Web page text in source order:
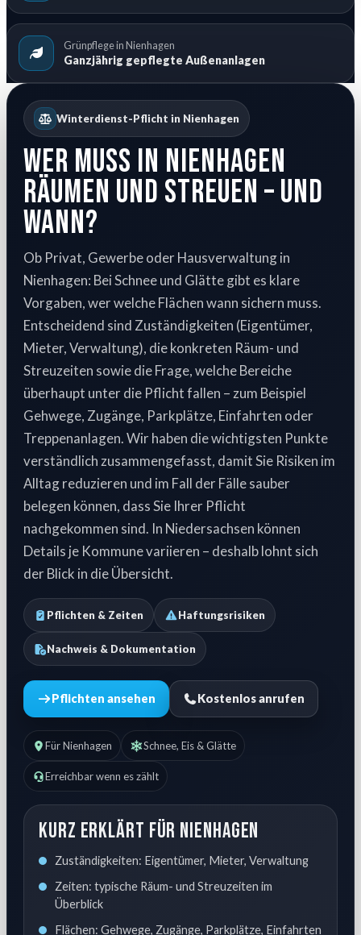
Grünpflege in Nienhagen
Ganzjährig gepflegte Außenanlagen
Winterdienst-Pflicht in Nienhagen
Wer muss in Nienhagen
räumen und streuen – und
wann?
Ob Privat, Gewerbe oder Hausverwaltung in
Nienhagen: Bei Schnee und Glätte gibt es klare
Vorgaben, wer welche Flächen wann sichern muss.
Entscheidend sind Zuständigkeiten (Eigentümer,
Mieter, Verwaltung), die konkreten Räum- und
Streuzeiten sowie die Frage, welche Bereiche
überhaupt unter die Pflicht fallen – zum Beispiel
Gehwege, Zugänge, Parkplätze, Einfahrten oder
Treppenanlagen. Wir haben die wichtigsten Punkte
verständlich zusammengefasst, damit Sie Risiken im
Alltag reduzieren und im Fall der Fälle sauber
belegen können, dass Sie Ihrer Pflicht
nachgekommen sind. In Niedersachsen können
Details je Kommune variieren – deshalb lohnt sich
der Blick in die Übersicht.
Pflichten & Zeiten Haftungsrisiken
Nachweis & Dokumentation
Pflichten ansehen Kostenlos anrufen
Für Nienhagen Schnee, Eis & Glätte
Erreichbar wenn es zählt
Kurz erklärt für Nienhagen
Zuständigkeiten: Eigentümer, Mieter, Verwaltung
Zeiten: typische Räum- und Streuzeiten im
Überblick
Flächen: Gehwege, Zugänge, Parkplätze, Einfahrten